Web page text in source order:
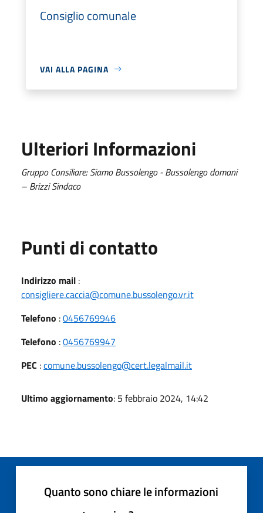
Consiglio comunale
VAI ALLA PAGINA
Ulteriori Informazioni
Gruppo Consiliare: Siamo Bussolengo - Bussolengo domani
– Brizzi Sindaco
Punti di contatto
Indirizzo mail :
consigliere.caccia@comune.bussolengo.vr.it
Telefono :0456769946
Telefono :0456769947
PEC :comune.bussolengo@cert.legalmail.it
Ultimo aggiornamento: 5 febbraio 2024, 14:42
Quanto sono chiare le informazioni